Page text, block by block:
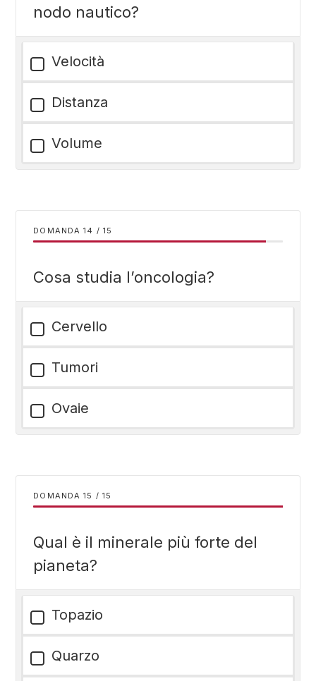
nodo nautico?
Velocità
Distanza
Volume
DOMANDA / 15
Cosa studia l’oncologia?
Cervello
Tumori
Ovaie
DOMANDA / 15
Qual è il minerale più forte del
pianeta?
Topazio
Quarzo